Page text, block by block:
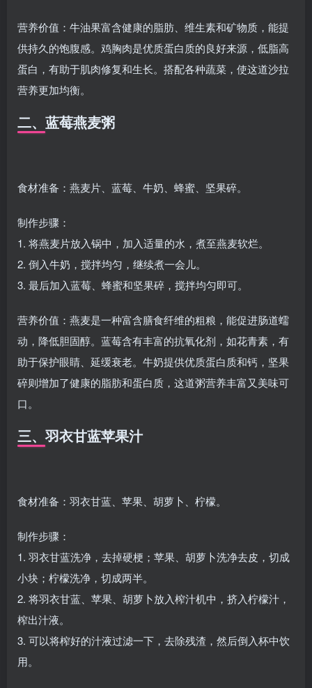
营养价值：牛油果富含健康的脂肪、维生素和矿物质，能提
供持久的饱腹感。鸡胸肉是优质蛋白质的良好来源，低脂高
蛋白，有助于肌肉修复和生长。搭配各种蔬菜，使这道沙拉
营养更加均衡。
二、蓝莓燕麦粥
食材准备：燕麦片、蓝莓、牛奶、蜂蜜、坚果碎。
制作步骤：
1. 将燕麦片放入锅中，加入适量的水，煮至燕麦软烂。
2. 倒入牛奶，搅拌均匀，继续煮一会儿。
3. 最后加入蓝莓、蜂蜜和坚果碎，搅拌均匀即可。
营养价值：燕麦是一种富含膳食纤维的粗粮，能促进肠道蠕
动，降低胆固醇。蓝莓含有丰富的抗氧化剂，如花青素，有
助于保护眼睛、延缓衰老。牛奶提供优质蛋白质和钙，坚果
碎则增加了健康的脂肪和蛋白质，这道粥营养丰富又美味可
口。
三、羽衣甘蓝苹果汁
食材准备：羽衣甘蓝、苹果、胡萝卜、柠檬。
制作步骤：
1. 羽衣甘蓝洗净，去掉硬梗；苹果、胡萝卜洗净去皮，切成
小块；柠檬洗净，切成两半。
2. 将羽衣甘蓝、苹果、胡萝卜放入榨汁机中，挤入柠檬汁，
榨出汁液。
3. 可以将榨好的汁液过滤一下，去除残渣，然后倒入杯中饮
用。